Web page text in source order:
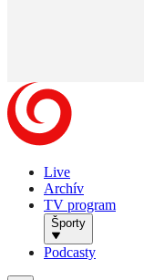
Live
Archív
TV program
Športy
Podcasty